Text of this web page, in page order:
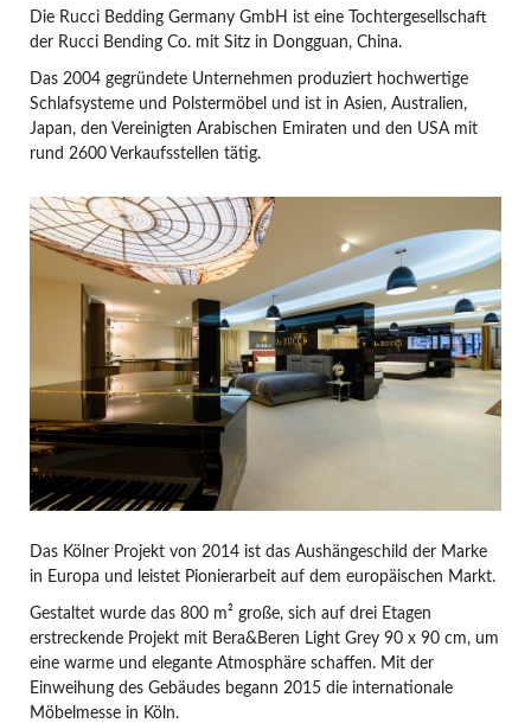
Die Rucci Bedding Germany GmbH ist eine Tochtergesellschaft
der Rucci Bending Co. mit Sitz in Dongguan, China.
Das 2004 gegründete Unternehmen produziert hochwertige
Schlafsysteme und Polstermöbel und ist in Asien, Australien,
Japan, den Vereinigten Arabischen Emiraten und den USA mit
rund 2600 Verkaufsstellen tätig.
Das Kölner Projekt von 2014 ist das Aushängeschild der Marke
in Europa und leistet Pionierarbeit auf dem europäischen Markt.
Gestaltet wurde das 800 m² große, sich auf drei Etagen
erstreckende Projekt mit Bera&Beren Light Grey 90 x 90 cm, um
eine warme und elegante Atmosphäre schaffen. Mit der
Einweihung des Gebäudes begann 2015 die internationale
Möbelmesse in Köln.